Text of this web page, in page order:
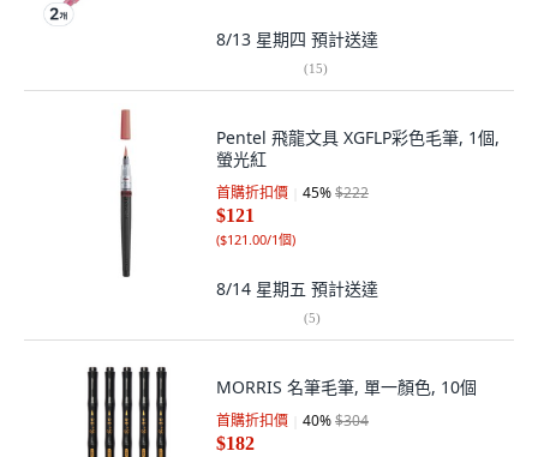
8/13 星期四 預計送達
(15)
Pentel 飛龍文具 XGFLP彩色毛筆, 1個,
螢光紅
首購折扣價 45%$222
$121
($121.00/1個)
8/14 星期五 預計送達
(5)
MORRIS 名筆毛筆, 單一顏色, 10個
首購折扣價 40%$304
$182